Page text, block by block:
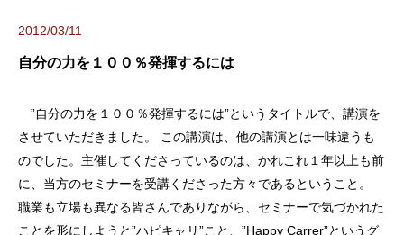
2012/03/11
自分の力を１００％発揮するには
”自分の力を１００％発揮するには”というタイトルで、講演を
させていただきました。 この講演は、他の講演とは一味違うも
のでした。主催してくださっているのは、かれこれ１年以上も前
に、当方のセミナーを受講くださった方々であるということ。
職業も立場も異なる皆さんでありながら、セミナーで気づかれた
ことを形にしようと”ハピキャリ”こと、”Happy Carrer”というグ